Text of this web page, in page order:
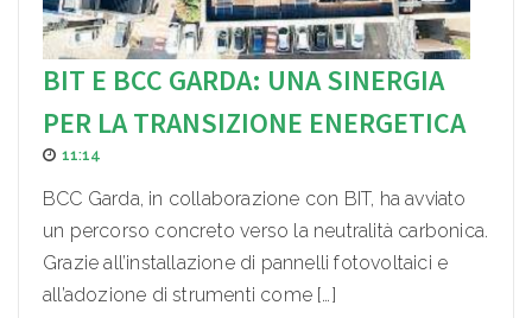
BIT E BCC GARDA: UNA SINERGIA
PER LA TRANSIZIONE ENERGETICA
11:14
BCC Garda, in collaborazione con BIT, ha avviato
un percorso concreto verso la neutralità carbonica.
Grazie all’installazione di pannelli fotovoltaici e
all’adozione di strumenti come […]